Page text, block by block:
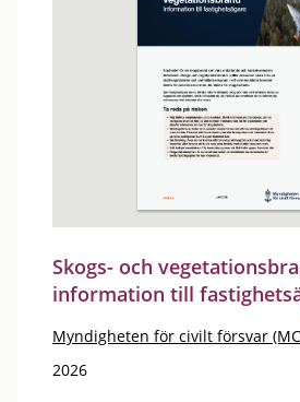
Skogs- och
information till
Myndigheten för civilt försvar
2026